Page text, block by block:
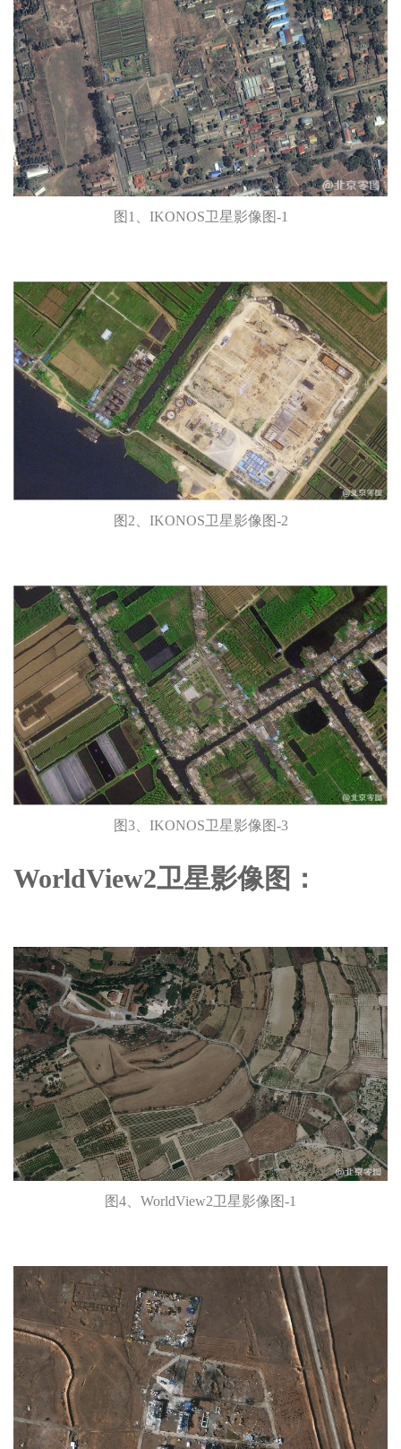
图1、IKONOS卫星影像图-1
图2、IKONOS卫星影像图-2
图3、IKONOS卫星影像图-3
WorldView2卫星影像图：
图4、WorldView2卫星影像图-1